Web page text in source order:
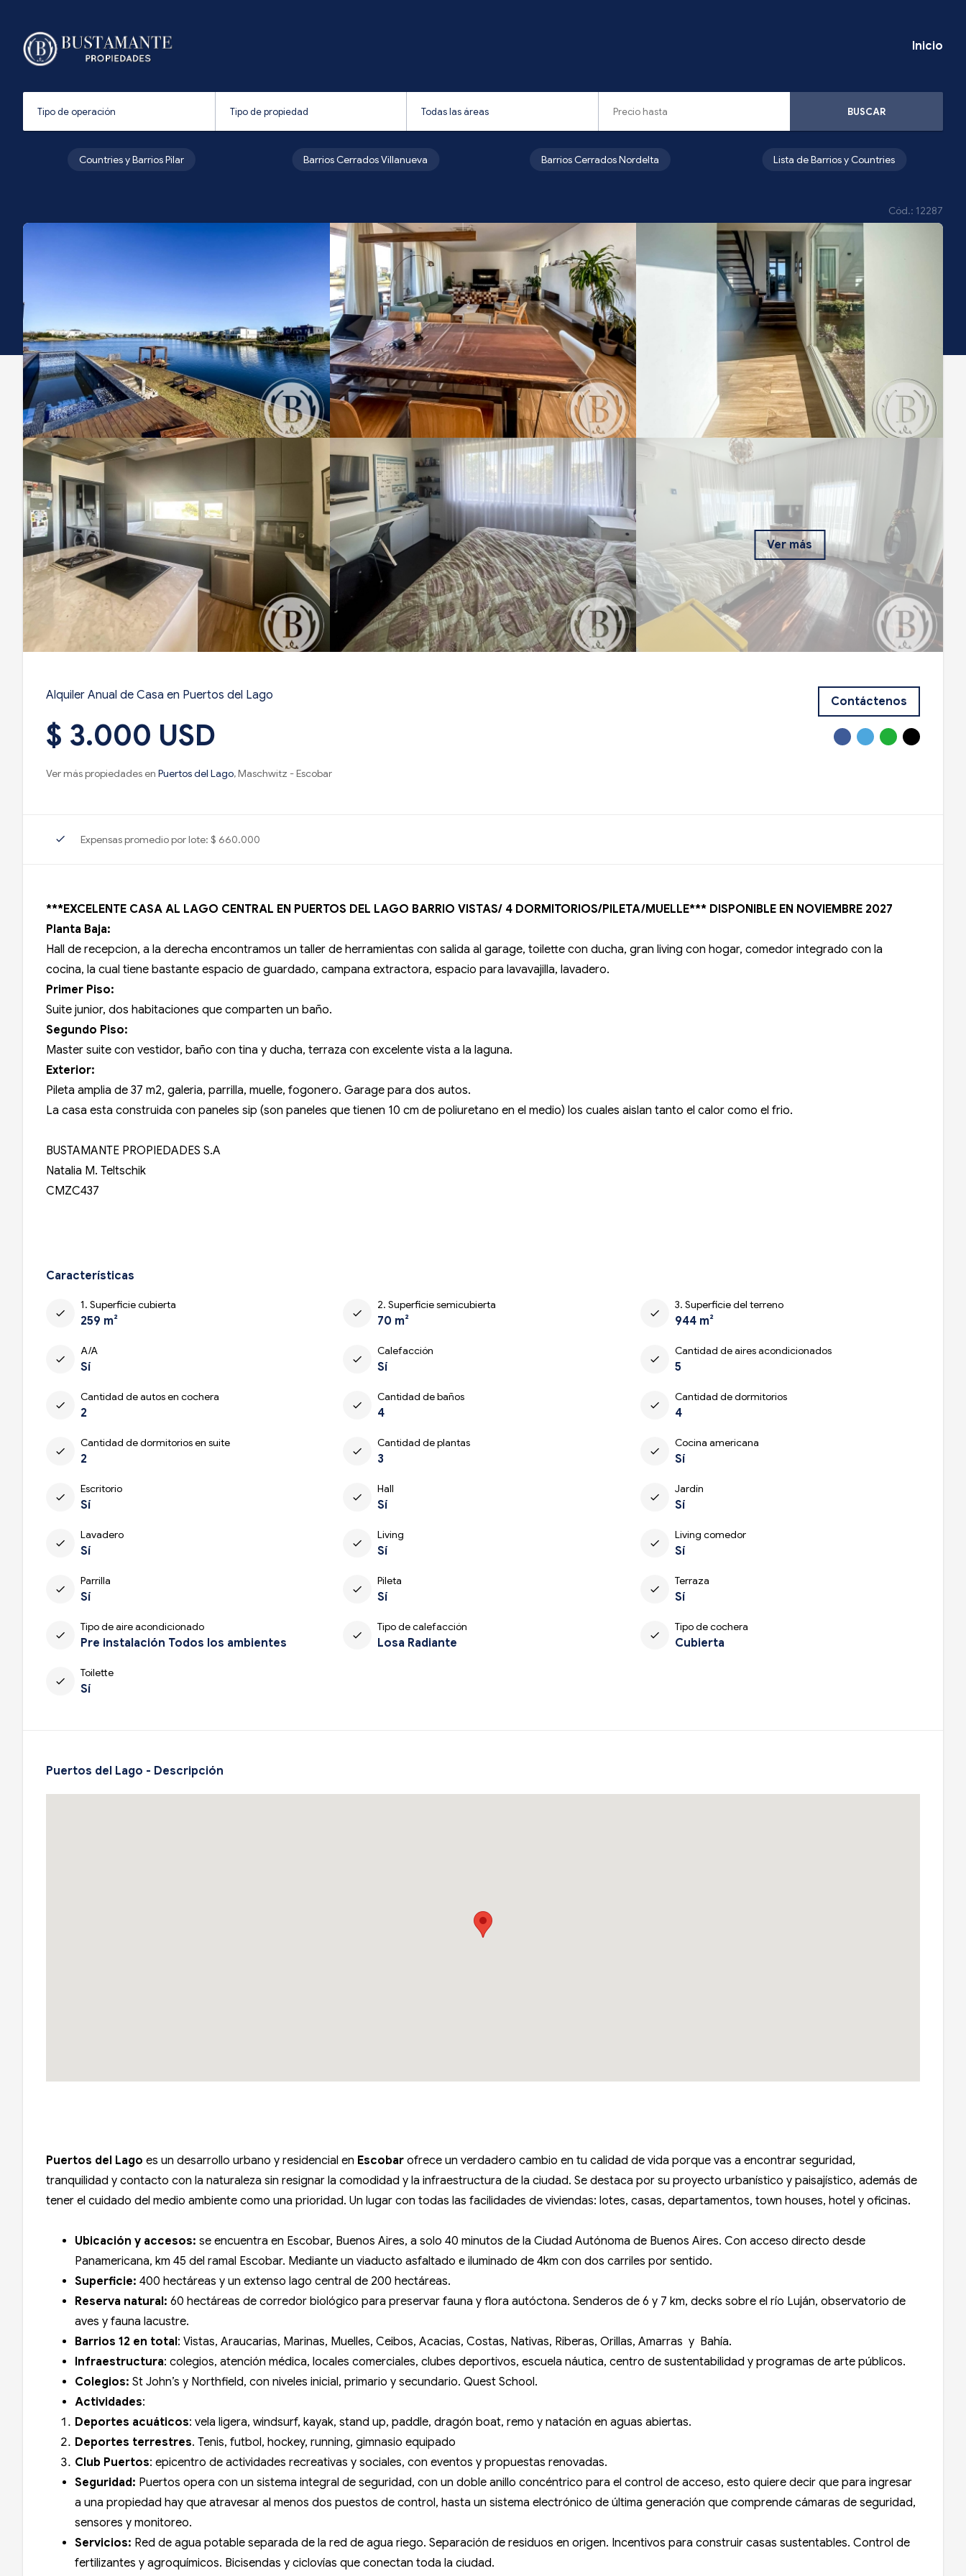
Inicio
BUSCAR
Countries y Barrios Pilar Barrios Cerrados Villanueva Barrios Cerrados Nordelta Lista de Barrios y Countries
Cód.: 12287
Ver más
Alquiler Anual de Casa en Puertos del Lago
$ 3.000 USD
Ver más propiedades en Puertos del Lago, Maschwitz - Escobar
Contáctenos
check Expensas promedio por lote: $ 660.000
***EXCELENTE CASA AL LAGO CENTRAL EN PUERTOS DEL LAGO BARRIO VISTAS/ 4 DORMITORIOS/PILETA/MUELLE*** DISPONIBLE EN NOVIEMBRE 2027
Planta Baja:
Hall de recepcion, a la derecha encontramos un taller de herramientas con salida al garage, toilette con ducha, gran living con hogar, comedor integrado con la
cocina, la cual tiene bastante espacio de guardado, campana extractora, espacio para lavavajilla, lavadero.
Primer Piso:
Suite junior, dos habitaciones que comparten un baño.
Segundo Piso:
Master suite con vestidor, baño con tina y ducha, terraza con excelente vista a la laguna.
Exterior:
Pileta amplia de 37 m2, galeria, parrilla, muelle, fogonero. Garage para dos autos.
La casa esta construida con paneles sip (son paneles que tienen 10 cm de poliuretano en el medio) los cuales aislan tanto el calor como el frio.
BUSTAMANTE PROPIEDADES S.A
Natalia M. Teltschik
CMZC437
Características
check
1. Superficie cubierta
259 m²
check
2. Superficie semicubierta
70 m²
check
3. Superficie del terreno
944 m²
check
A/A
Sí
check
Calefacción
Sí
check
Cantidad de aires acondicionados
5
check
Cantidad de autos en cochera
2
check
Cantidad de baños
4
check
Cantidad de dormitorios
4
check
Cantidad de dormitorios en suite
2
check
Cantidad de plantas
3
check
Cocina americana
Sí
check
Escritorio
Sí
check
Hall
Sí
check
Jardín
Sí
check
Lavadero
Sí
check
Living
Sí
check
Living comedor
Sí
check
Parrilla
Sí
check
Pileta
Sí
check
Terraza
Sí
check
Tipo de aire acondicionado
Pre instalación Todos los ambientes
check
Tipo de calefacción
Losa Radiante
check
Tipo de cochera
Cubierta
check
Toilette
Sí
Puertos del Lago - Descripción
Puertos del Lago es un desarrollo urbano y residencial en Escobar ofrece un verdadero cambio en tu calidad de vida porque vas a encontrar seguridad,
tranquilidad y contacto con la naturaleza sin resignar la comodidad y la infraestructura de la ciudad. Se destaca por su proyecto urbanístico y paisajístico, además de
tener el cuidado del medio ambiente como una prioridad. Un lugar con todas las facilidades de viviendas: lotes, casas, departamentos, town houses, hotel y oficinas.
Ubicación y accesos: se encuentra en Escobar, Buenos Aires, a solo 40 minutos de la Ciudad Autónoma de Buenos Aires. Con acceso directo desde
Panamericana, km 45 del ramal Escobar. Mediante un viaducto asfaltado e iluminado de 4km con dos carriles por sentido.
Superficie: 400 hectáreas y un extenso lago central de 200 hectáreas.
Reserva natural: 60 hectáreas de corredor biológico para preservar fauna y flora autóctona. Senderos de 6 y 7 km, decks sobre el río Luján, observatorio de
aves y fauna lacustre.
Barrios 12 en total: Vistas, Araucarias, Marinas, Muelles, Ceibos, Acacias, Costas, Nativas, Riberas, Orillas, Amarras y Bahía.
Infraestructura: colegios, atención médica, locales comerciales, clubes deportivos, escuela náutica, centro de sustentabilidad y programas de arte públicos.
Colegios: St John’s y Northfield, con niveles inicial, primario y secundario. Quest School.
Actividades:
Deportes acuáticos: vela ligera, windsurf, kayak, stand up, paddle, dragón boat, remo y natación en aguas abiertas.
Deportes terrestres. Tenis, futbol, hockey, running, gimnasio equipado
Club Puertos: epicentro de actividades recreativas y sociales, con eventos y propuestas renovadas.
Seguridad: Puertos opera con un sistema integral de seguridad, con un doble anillo concéntrico para el control de acceso, esto quiere decir que para ingresar
a una propiedad hay que atravesar al menos dos puestos de control, hasta un sistema electrónico de última generación que comprende cámaras de seguridad,
sensores y monitoreo.
Servicios: Red de agua potable separada de la red de agua riego. Separación de residuos en origen. Incentivos para construir casas sustentables. Control de
fertilizantes y agroquímicos. Bicisendas y ciclovías que conectan toda la ciudad.